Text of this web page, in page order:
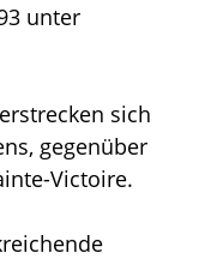
unter
sich
gegenüber
Victoire.